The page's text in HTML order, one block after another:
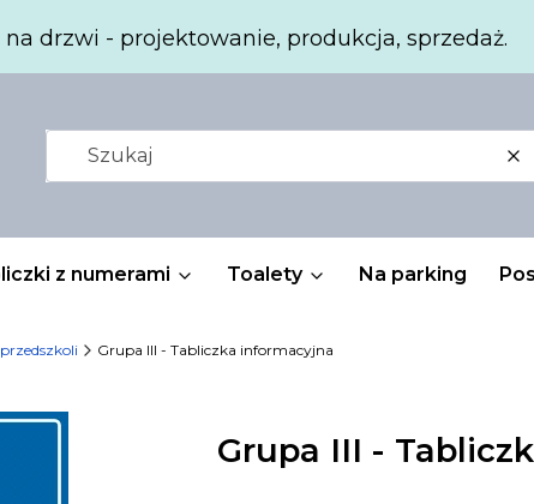
drzwi - projektowanie, produkcja, sprzedaż.
z numerami Toalety Na parking
Grupa III - Tabliczka informacyjna
Grupa III -